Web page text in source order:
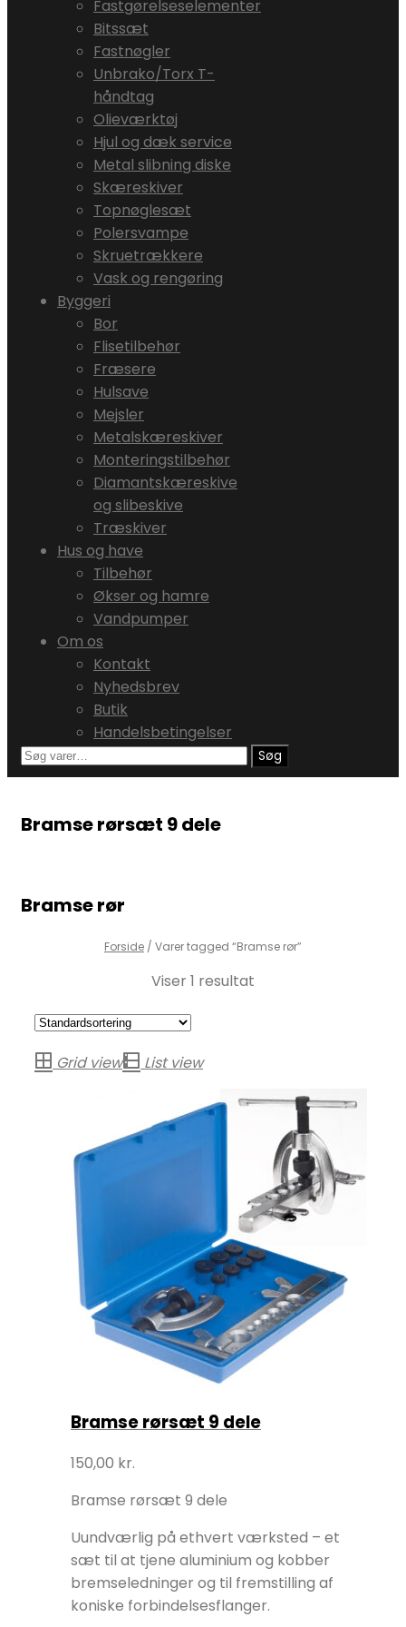
Fastgørelseselementer
Bitssæt
Fastnøgler
Unbrako/Torx T-
håndtag
Olieværktøj
Hjul og dæk service
Metal slibning diske
Skæreskiver
Topnøglesæt
Polersvampe
Skruetrækkere
Vask og rengøring
Byggeri
Bor
Flisetilbehør
Fræsere
Hulsave
Mejsler
Metalskæreskiver
Monteringstilbehør
Diamantskæreskive
og slibeskive
Træskiver
Hus og have
Tilbehør
Økser og hamre
Vandpumper
Om os
Kontakt
Nyhedsbrev
Butik
Handelsbetingelser
Søg
efter:
Søg
Bramse rørsæt 9 dele
Bramse rør
Forside / Varer tagged “Bramse rør”
Viser 1 resultat
Grid view List view
Bramse rørsæt 9 dele
150,00 kr.
Bramse rørsæt 9 dele
Uundværlig på ethvert værksted – et
sæt til at tjene aluminium og kobber
bremseledninger og til fremstilling af
koniske forbindelsesflanger.